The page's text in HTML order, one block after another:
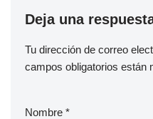
Deja una
Tu dirección de correo
campos obligatorios están
Nombre *